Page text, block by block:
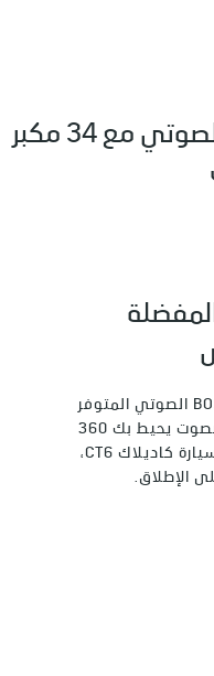
الصوتي مع 34 مكبر
يتيح لك نظام ®BOSE® PANARAY الصوتي المتوفر
مع 34 مكبر للصوت الاستمتاع بصوت يحيط بك 360
درجة. لقد تم تصميمه خصيصاً لسيارة كاديلاك CT6،